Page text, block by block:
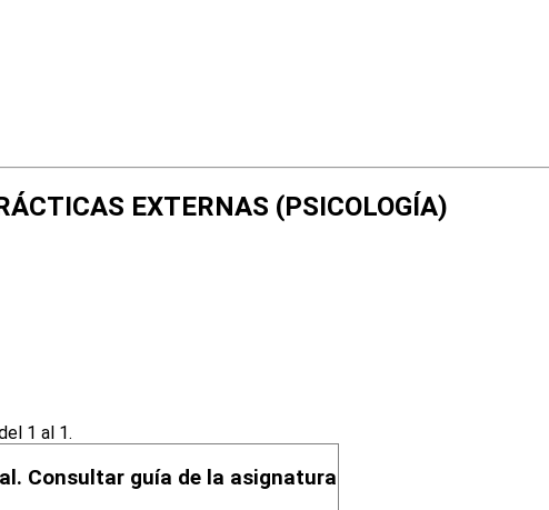
EXTERNAS (PSICOLOGÍA)
1 al 1.
Consultar guía de la asignatura